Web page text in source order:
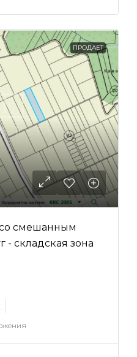
ПРОДАЕТ
смешанным
- складская зона